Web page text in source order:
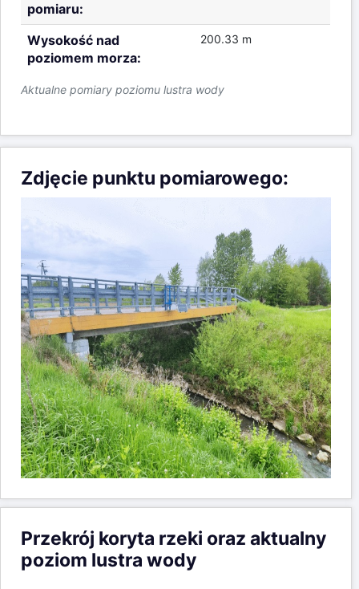
Aktualne pomiary poziomu lustra wody
Wysokość nad
poziomem morza:
200.33 m
Zdjęcie punktu pomiarowego:
Przekrój koryta rzeki oraz aktualny
poziom lustra wody